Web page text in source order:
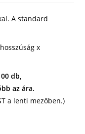
A standard
x
db,
az ára.
a lenti mezőben.)